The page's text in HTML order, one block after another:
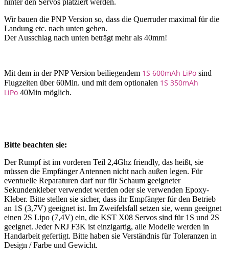
Wir bauen die PNP Version so, dass die Querruder maximal für die
Landung etc. nach unten gehen.
Der Ausschlag nach unten beträgt mehr als 40mm!
Mit dem in der PNP Version beiliegendem 1S 600mAh LiPo sind
Flugzeiten über 60Min. und mit dem optionalen 1S 350mAh
LiPo 40Min möglich.
Bitte beachten sie:
Der Rumpf ist im vorderen Teil 2,4Ghz friendly, das heißt, sie
müssen die Empfänger Antennen nicht nach außen legen. Für
eventuelle Reparaturen darf nur für Schaum geeigneter
Sekundenkleber verwendet werden oder sie verwenden Epoxy-
Kleber. Bitte stellen sie sicher, dass ihr Empfänger für den Betrieb
an 1S (3,7V) geeignet ist. Im Zweifelsfall setzen sie, wenn geeignet
einen 2S Lipo (7,4V) ein, die KST X08 Servos sind für 1S und 2S
geeignet. Jeder NRJ F3K ist einzigartig, alle Modelle werden in
Handarbeit gefertigt. Bitte haben sie Verständnis für Toleranzen in
Design / Farbe und Gewicht.